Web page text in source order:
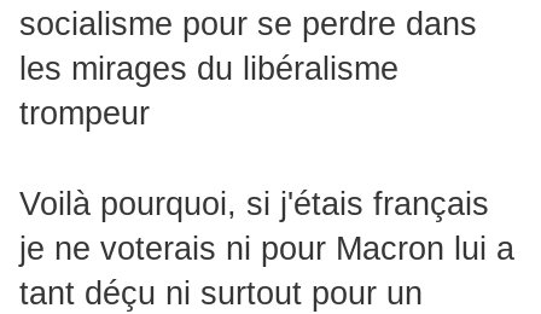
socialisme pour se perdre dans
les mirages du libéralisme
trompeur
Voilà pourquoi, si j'étais français
je ne voterais ni pour Macron lui a
tant déçu ni surtout pour un